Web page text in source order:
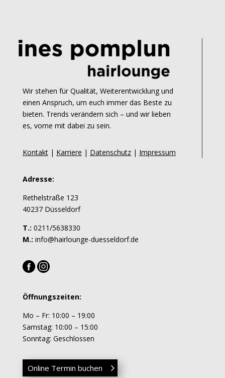
Wir stehen für Qualität, Weiterentwicklung und
einen Anspruch, um euch immer das Beste zu
bieten. Trends verändern sich – und wir lieben
es, vorne mit dabei zu sein.
Kontakt| Karriere | Datenschutz| Impressum
Adresse:
Rethelstraße 123
40237 Düsseldorf
T.: 0211/5638330
M.: info@hairlounge-duesseldorf.de
Öffnungszeiten:
Mo – Fr: 10:00 – 19:00
Samstag: 10:00 – 15:00
Sonntag: Geschlossen
Online Termin buchen